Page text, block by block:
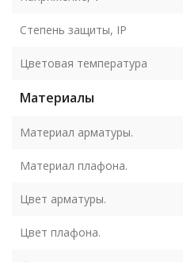
Степень защиты, IP
Цветовая температура
Материалы
Материал арматуры.
Материал плафона.
Цвет арматуры.
Цвет плафона.